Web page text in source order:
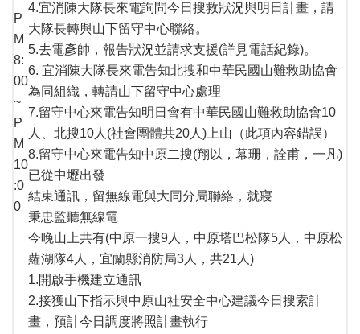
P
M
8:
00
~
P
M
10
:0
0
4.宜消陳大隊長來電詢問今日搜救狀況與明日計畫，請
大隊長轉與山下留守中心聯絡。
5.去電彥帥，報告狀況並請求支援(詳見電話紀錄)。
6. 宜消陳大隊長來電告知北搜和中華民國山難救助協會
為同組織，轉請山下留守中心處理
7.留守中心來電告知明日會有中華民國山難救助協會10
人、北搜10人(社會團體共20人)上山（此項內容錯誤）
8.留守中心來電告知中原二搜(翔以，幕珊，詮甫，一凡)
已從中壢出發
結束通訊，留無線電與大同分局聯絡，就寢
秉忠監聽無線電
今晚山上共有(中原一搜9人，中原塔巴松隊5人，中原松
蘿湖隊4人，宜蘭縣消防局3人，共21人)
1.開啟手機建立通訊
2.接獲山下指示與中原山社安全中心建議今日搜索計
畫，預計今日調度將照計畫執行